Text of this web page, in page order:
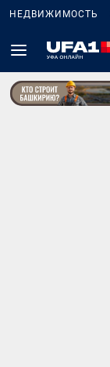
НЕДВИЖИМОСТЬ